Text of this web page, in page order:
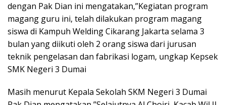
dengan Pak Dian ini mengatakan,”Kegiatan program
magang guru ini, telah dilakukan program magang
siswa di Kampuh Welding Cikarang Jakarta selama 3
bulan yang diikuti oleh 2 orang siswa dari jurusan
teknik pengelasan dan fabrikasi logam, ungkap Kepsek
SMK Negeri 3 Dumai
Masih menurut Kepala Sekolah SKM Negeri 3 Dumai